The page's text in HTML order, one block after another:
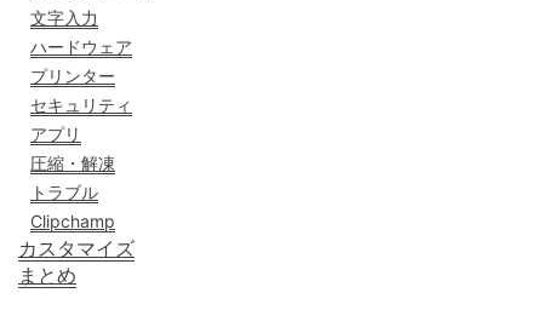
文字入力
ハードウェア
プリンター
セキュリティ
アプリ
圧縮・解凍
トラブル
Clipchamp
カスタマイズ
まとめ